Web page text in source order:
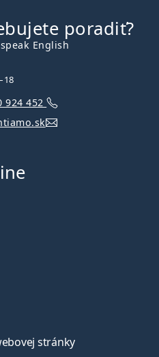
poradiť?
English
924 452
stránky